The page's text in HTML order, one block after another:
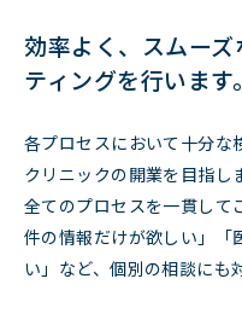
効率よく、スムー
ティングを行います。
各プロセスにおいて十分な
クリニックの開業を目指し
全てのプロセスを一貫して
件の情報だけが欲しい」「
い」など、個別の相談にも